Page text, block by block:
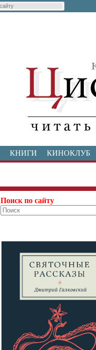
КНИГИ КИНОКЛУБ
Поиск по сайту